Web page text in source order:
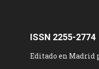
ISSN 2255-2774
Editado en Madrid